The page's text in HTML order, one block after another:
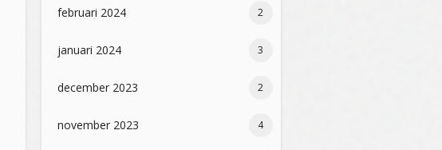
februari 2024 2
januari 2024 3
december 2023 2
november 2023 4